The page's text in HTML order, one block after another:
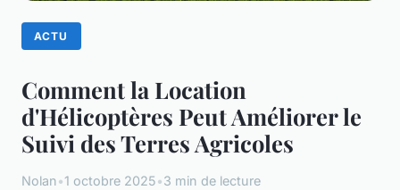
ACTU
Comment la Location
d'Hélicoptères Peut Améliorer le
Suivi des Terres Agricoles
Nolan•1 octobre 2025•3 min de lecture